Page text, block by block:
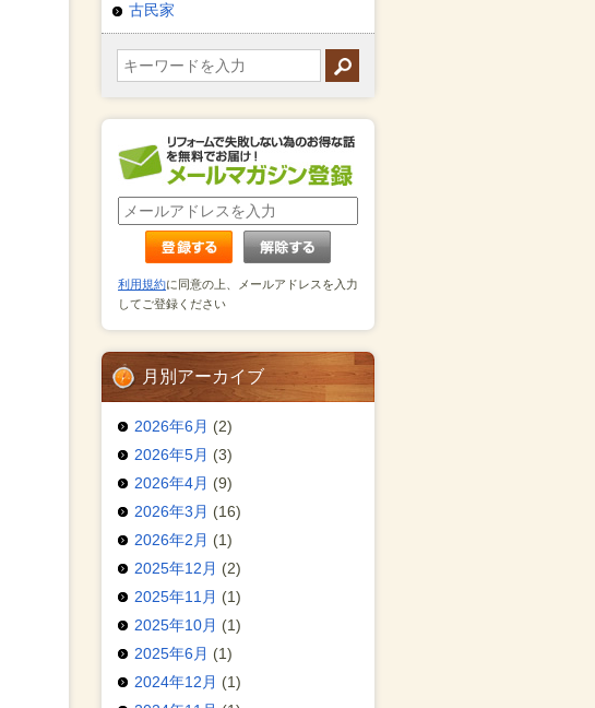
古民家
利用規約に同意の上、メールアドレスを入力
してご登録ください
月別アーカイブ
2026年6月 (2)
2026年5月 (3)
2026年4月 (9)
2026年3月 (16)
2026年2月 (1)
2025年12月 (2)
2025年11月 (1)
2025年10月 (1)
2025年6月 (1)
2024年12月 (1)